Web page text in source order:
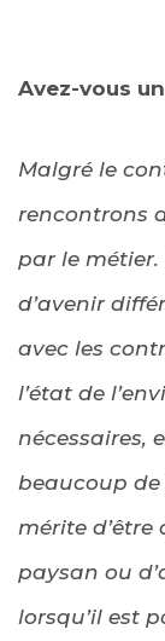
Avez-vous
Malgré le
rencontrons
par le
d’avenir
avec les
l’état de
nécessaires,
beaucoup
mérite d’être
paysan ou
lorsqu’il est